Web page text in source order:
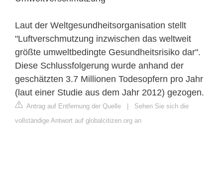
Laut der Weltgesundheitsorganisation stellt
"Luftverschmutzung inzwischen das weltweit
größte umweltbedingte Gesundheitsrisiko dar".
Diese Schlussfolgerung wurde anhand der
geschätzten 3.7 Millionen Todesopfern pro Jahr
(laut einer Studie aus dem Jahr 2012) gezogen.
Antrag auf Entfernung der Quelle | Sehen Sie sich die
vollständige Antwort auf globalcitizen.org an